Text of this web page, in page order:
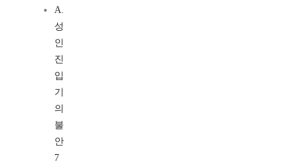
A.
성
인
진
입
기
의
불
안
7